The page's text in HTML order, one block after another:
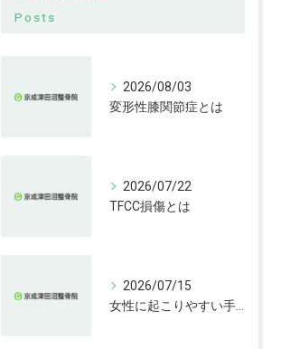
Posts
2026/08/03
変形性膝関節症とは
2026/07/22
TFCC損傷とは
2026/07/15